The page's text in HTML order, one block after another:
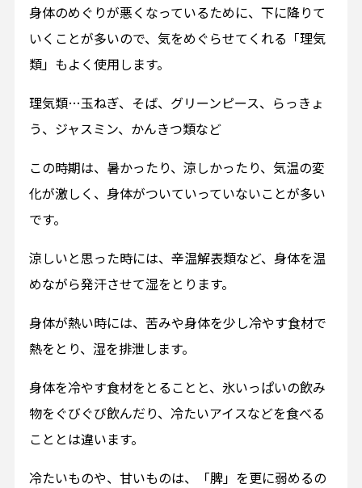
身体のめぐりが悪くなっているために、下に降りて
いくことが多いので、気をめぐらせてくれる「理気
類」もよく使用します。
理気類…玉ねぎ、そば、グリーンピース、らっきょ
う、ジャスミン、かんきつ類など
この時期は、暑かったり、涼しかったり、気温の変
化が激しく、身体がついていっていないことが多い
です。
涼しいと思った時には、辛温解表類など、身体を温
めながら発汗させて湿をとります。
身体が熱い時には、苦みや身体を少し冷やす食材で
熱をとり、湿を排泄します。
身体を冷やす食材をとることと、氷いっぱいの飲み
物をぐびぐび飲んだり、冷たいアイスなどを食べる
こととは違います。
冷たいものや、甘いものは、「脾」を更に弱めるの